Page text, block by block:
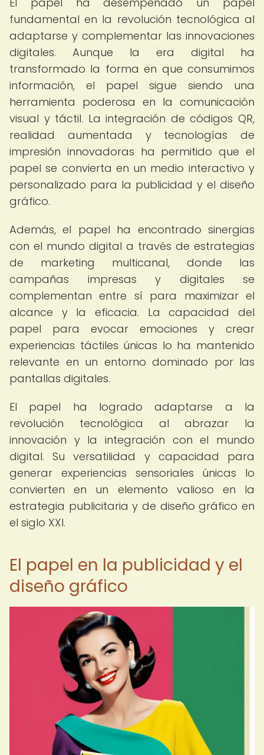
fundamental en la revolución tecnológica al
adaptarse y complementar las innovaciones
digitales. Aunque la era digital ha
transformado la forma en que consumimos
información, el papel sigue siendo una
herramienta poderosa en la comunicación
visual y táctil. La integración de códigos QR,
realidad aumentada y tecnologías de
impresión innovadoras ha permitido que el
papel se convierta en un medio interactivo y
personalizado para la publicidad y el diseño
gráfico.
Además, el papel ha encontrado sinergias
con el mundo digital a través de estrategias
de marketing multicanal, donde las
campañas impresas y digitales se
complementan entre sí para maximizar el
alcance y la eficacia. La capacidad del
papel para evocar emociones y crear
experiencias táctiles únicas lo ha mantenido
relevante en un entorno dominado por las
pantallas digitales.
El papel ha logrado adaptarse a la
revolución tecnológica al abrazar la
innovación y la integración con el mundo
digital. Su versatilidad y capacidad para
generar experiencias sensoriales únicas lo
convierten en un elemento valioso en la
estrategia publicitaria y de diseño gráfico en
el siglo XXI.
El papel en la publicidad y el
diseño gráfico